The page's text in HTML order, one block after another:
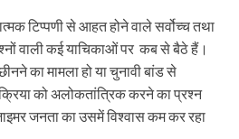
टिप्पणी से आहत होने वाले सर्वोच्च तथा
वाली कई याचिकाओं पर कब से बैठे हैं।
का मामला हो या चुनावी बांड से
को अलोकतांत्रिक करने का प्रश्न
जनता का उसमें विश्वास कम कर रहा